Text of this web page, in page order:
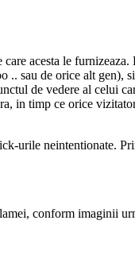
acesta le
sau de orice alt gen),
de vedere al celui
in timp ce orice
urile neintentionate.
conform imaginii